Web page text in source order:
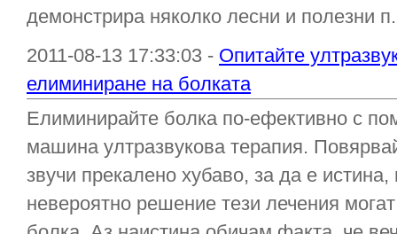
демонстрира няколко лесни и полезни
2011-08-13 17:33:03 - Опитайте
елиминиране на болката
Елиминирайте болка по-ефективно с
машина ултразвукова терапия.
звучи прекалено хубаво, за да е
невероятно решение тези лечения